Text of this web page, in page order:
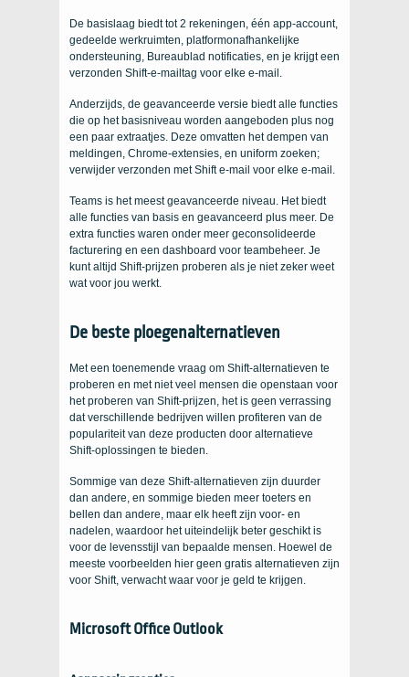
De basislaag biedt tot 2 rekeningen, één app-account,
gedeelde werkruimten, platformonafhankelijke
ondersteuning, Bureaublad notificaties, en je krijgt een
verzonden Shift-e-mailtag voor elke e-mail.
Anderzijds, de geavanceerde versie biedt alle functies
die op het basisniveau worden aangeboden plus nog
een paar extraatjes. Deze omvatten het dempen van
meldingen, Chrome-extensies, en uniform zoeken;
verwijder verzonden met Shift e-mail voor elke e-mail.
Teams is het meest geavanceerde niveau. Het biedt
alle functies van basis en geavanceerd plus meer. De
extra functies waren onder meer geconsolideerde
facturering en een dashboard voor teambeheer. Je
kunt altijd Shift-prijzen proberen als je niet zeker weet
wat voor jou werkt.
De beste ploegenalternatieven
Met een toenemende vraag om Shift-alternatieven te
proberen en met niet veel mensen die openstaan ​​voor
het proberen van Shift-prijzen, het is geen verrassing
dat verschillende bedrijven willen profiteren van de
populariteit van deze producten door alternatieve
Shift-oplossingen te bieden.
Sommige van deze Shift-alternatieven zijn duurder
dan andere, en sommige bieden meer toeters en
bellen dan andere, maar elk heeft zijn voor- en
nadelen, waardoor het uiteindelijk beter geschikt is
voor de levensstijl van bepaalde mensen. Hoewel de
meeste voorbeelden hier geen gratis alternatieven zijn
voor Shift, verwacht waar voor je geld te krijgen.
Microsoft Office Outlook